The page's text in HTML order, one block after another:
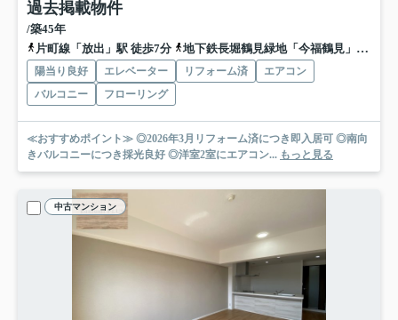
過去掲載物件
/築45年
片町線「放出」駅 徒歩7分
地下鉄長堀鶴見緑地「今福鶴見」駅 徒歩17分
陽当り良好 エレベーター リフォーム済
エアコン
バルコニー
フローリング
≪おすすめポイント≫ ◎2026年3月リフォーム済につき即入居可 ◎南向
きバルコニーにつき採光良好 ◎洋室2室にエアコン... もっと見る
中古マンション